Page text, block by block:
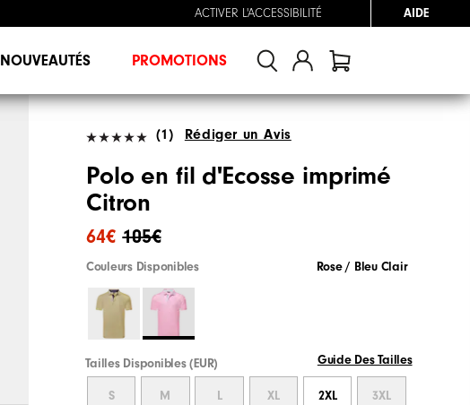
ACTIVER L'ACCESSIBILITÉ AIDE
NOUVEAUTÉS PROMOTIONS
(1) Rédiger un Avis
Polo en fil d'Ecosse imprimé
Citron
105€
64€
Couleurs Disponibles Rose / Bleu Clair
Tailles Disponibles (EUR) Guide Des Tailles
S M L XL 2XL 3XL